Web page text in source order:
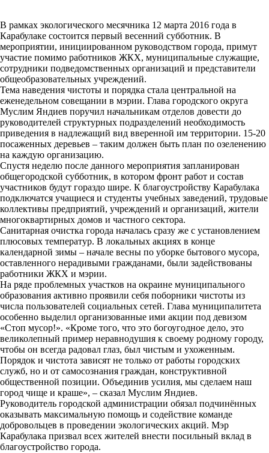
В рамках экологического месячника 12 марта 2016 года в
Карабулаке состоится первый весенний субботник. В
мероприятии, инициированном руководством города, примут
участие помимо работников ЖКХ, муниципальные служащие,
сотрудники подведомственных организаций и представители
общеобразовательных учреждений.
Тема наведения чистоты и порядка стала центральной на
еженедельном совещании в мэрии. Глава городского округа
Муслим Яндиев поручил начальникам отделов довести до
руководителей структурных подразделений необходимость
приведения в надлежащий вид вверенной им территории. 15-20
посаженных деревьев – таким должен быть план по озеленению
на каждую организацию.
Спустя неделю после данного мероприятия запланирован
общегородской субботник, в котором фронт работ и состав
участников будут гораздо шире. К благоустройству Карабулака
подключатся учащиеся и студенты учебных заведений, трудовые
коллективы предприятий, учреждений и организаций, жители
многоквартирных домов и частного сектора.
Санитарная очистка города началась сразу же с установлением
плюсовых температур. В локальных акциях в конце
календарной зимы – начале весны по уборке бытового мусора,
оставленного нерадивыми гражданами, были задействованы
работники ЖКХ и мэрии.
На ряде проблемных участков на окраине муниципального
образования активно проявили себя поборники чистоты из
числа пользователей социальных сетей. Глава муниципалитета
особенно выделил организованные ими акции под девизом
«Стоп мусор!». «Кроме того, что это богоугодное дело, это
великолепный пример неравнодушия к своему родному городу,
чтобы он всегда радовал глаз, был чистым и ухоженным.
Порядок и чистота зависят не только от работы городских
служб, но и от самосознания граждан, конструктивной
общественной позиции. Объединив усилия, мы сделаем наш
город чище и краше», – сказал Муслим Яндиев.
Руководитель городской администрации обязал подчинённых
оказывать максимальную помощь и содействие команде
добровольцев в проведении экологических акций. Мэр
Карабулака призвал всех жителей внести посильный вклад в
благоустройство города.